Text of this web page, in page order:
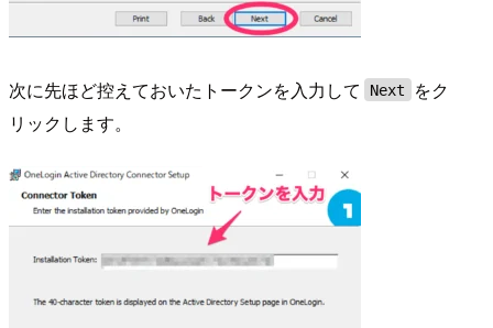
次に先ほど控えておいたトークンを入力して Next
をク
リックします。